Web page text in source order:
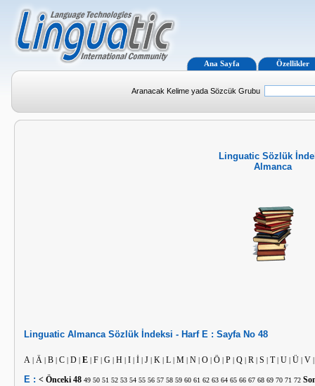
Ana Sayfa Özellikler
Aranacak Kelime yada Sözcük Grubu
Linguatic Sözlük
Almanca
Linguatic Almanca Sözlük İndeksi - Harf E : Sayfa No 48
A | Ä | B | C | D | E | F | G | H | I | İ | J | K | L | M | N | O | Ö | P | Q | R | S | T| U | Ü | V
E : < Önceki 48 49 50 51 52 53 54 55 56 57 58 59 60 61 62 63 64 65 66 67 68 69 70 71 72